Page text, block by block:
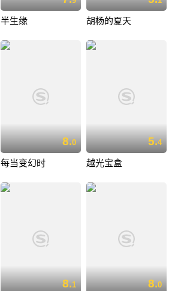
半生缘 胡杨的夏天
8.0
每当变幻时
5.4
越光宝盒
8.1 8.0